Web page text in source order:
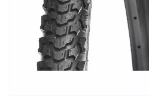
Opony 24
Opony 20
Opony 16-18